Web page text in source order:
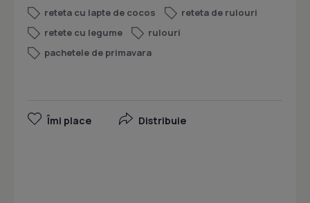
reteta cu lapte de cocos
reteta de rulouri
retete cu legume
rulouri
pachetele de primavara
Îmi place Distribuie